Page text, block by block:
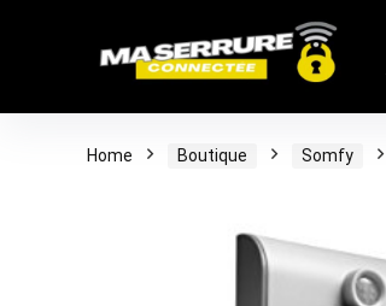
Home Boutique Somfy